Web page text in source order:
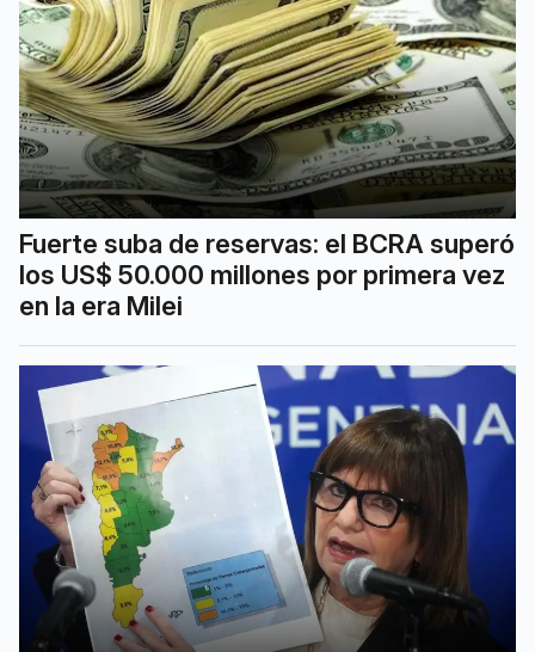
Fuerte suba de reservas: el BCRA superó
los US$ 50.000 millones por primera vez
en la era Milei